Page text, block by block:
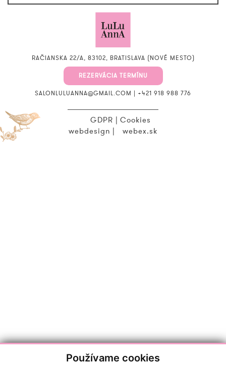
Používame cookies
RAČIANSKA 22/A, 83102, BRATISLAVA (NOVÉ MESTO)
REZERVÁCIA TERMÍNU
SALONLULUANNA@GMAIL.COM | +421 918 988 776
GDPR | Cookies
webdesign | webex.sk